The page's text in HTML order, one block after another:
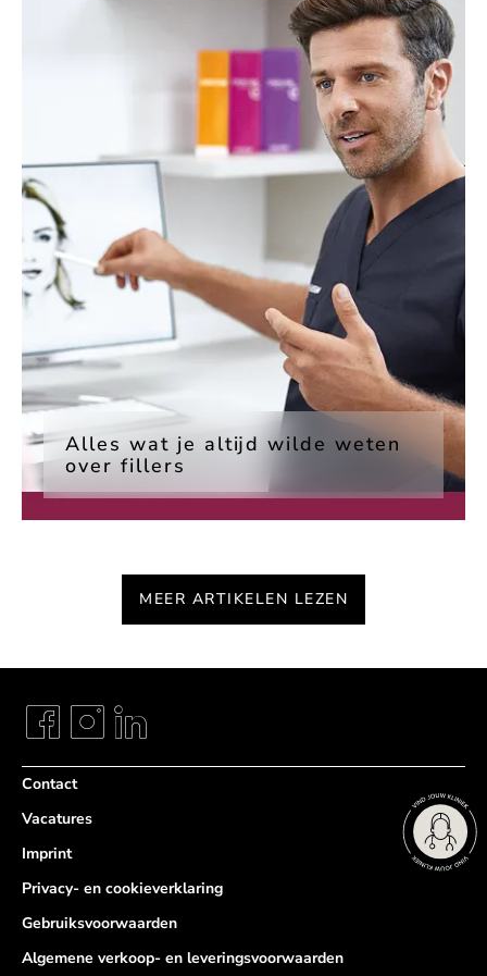
Alles wat je altijd wilde weten
over fillers
MEER ARTIKELEN LEZEN
Contact
Vacatures
Imprint
Privacy- en cookieverklaring
Gebruiksvoorwaarden
Algemene verkoop- en leveringsvoorwaarden